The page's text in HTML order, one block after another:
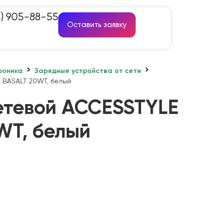
905-88-55
Оставить заявку
Зарядные устройства от сети
20WT, белый
ACCESSTYLE
белый